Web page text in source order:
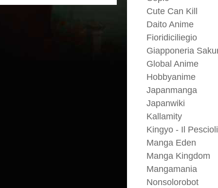
Cute Can Kill
Daito Anime
Fioridiciliegio
Giapponeria
Global Anime
Hobbyanime
Japanmanga
Japanwiki
Kallamity
Kingyo - Il
Manga Eden
Manga Kingdom
Mangamania
Nonsolorobot